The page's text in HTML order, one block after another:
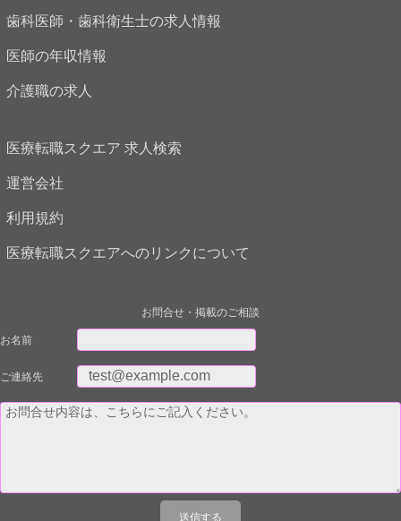
歯科医師・歯科衛生士の求人情報
医師の年収情報
介護職の求人
医療転職スクエア 求人検索
運営会社
利用規約
医療転職スクエアへのリンクについて
お問合せ・掲載のご相談
お名前
ご連絡先